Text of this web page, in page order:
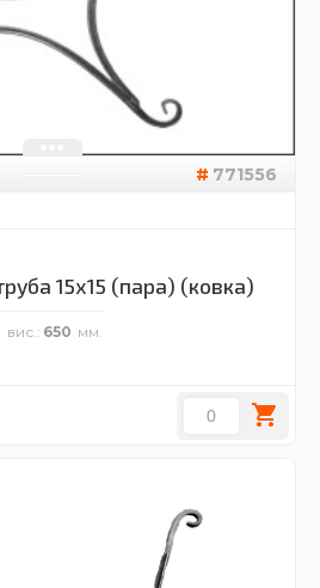
771556
15х15 (пара) (ковка)
вис. 650